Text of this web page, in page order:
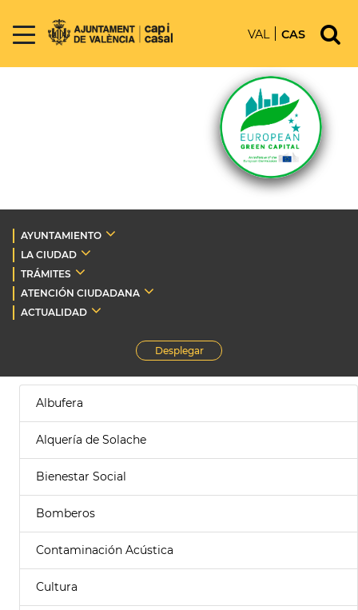
VAL CAS
AYUNTAMIENTO
LA CIUDAD
TRÁMITES
ATENCIÓN CIUDADANA
ACTUALIDAD
Desplegar
Albufera
Alquería de Solache
Bienestar Social
Bomberos
Contaminación Acústica
Cultura